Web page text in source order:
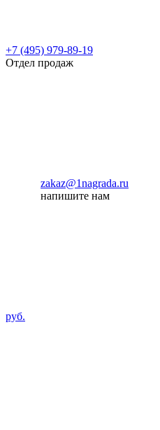
+7 (495) 979-89-19
Отдел продаж
zakaz@1nagrada.ru
напишите нам
руб.